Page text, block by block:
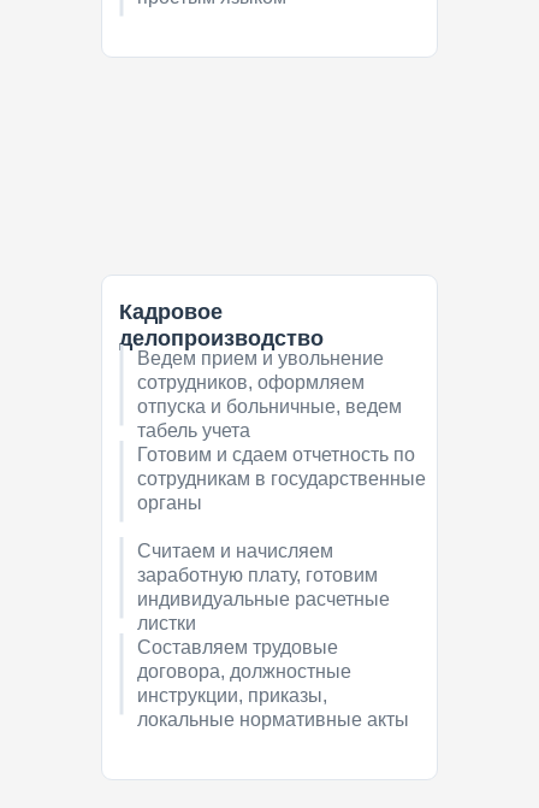
Ведем прием и увольнение
сотрудников, оформляем
отпуска и больничные, ведем
табель учета
Кадровое
делопроизводство
Готовим и сдаем отчетность по
сотрудникам в государственные
органы
Считаем и начисляем
заработную плату, готовим
индивидуальные расчетные
листки
Составляем трудовые
договора, должностные
инструкции, приказы,
локальные нормативные акты